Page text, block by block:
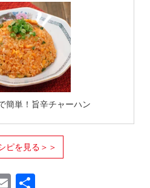
簡単！旨辛チャーハン
ピを見る＞＞
Email